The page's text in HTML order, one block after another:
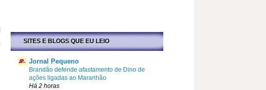
SITES E BLOGS QUE EU LEIO
Jornal Pequeno
Brandão defende afastamento de Dino de
ações ligadas ao Maranhão
Há 2 horas